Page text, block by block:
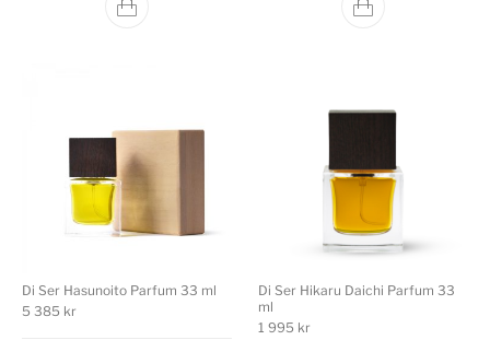
Di Ser Hasunoito Parfum 33 ml
5 385 kr
Di Ser Hikaru Daichi Parfum 33
ml
1 995 kr